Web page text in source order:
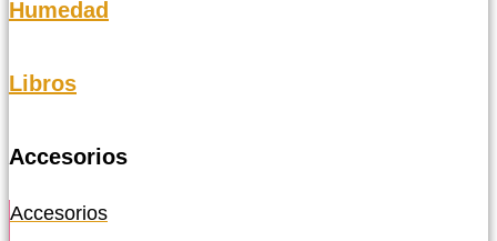
Humedad
Libros
Accesorios
Accesorios